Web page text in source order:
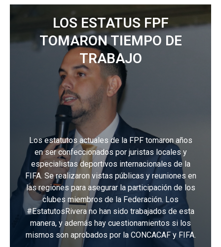
LOS ESTATUS FPF
TOMARON TIEMPO DE
TRABAJO
Los estatutos actuales de la FPF tomaron años
en ser confeccionados por juristas locales y
especialistas deportivos internacionales de la
FIFA. Se realizaron vistas públicas y reuniones en
las regiones para asegurar la participación de los
clubes miembros de la Federación. Los
#EstatutosRivera no han sido trabajados de esta
manera, y además hay cuestionamientos si los
mismos son aprobados por la CONCACAF y FIFA.